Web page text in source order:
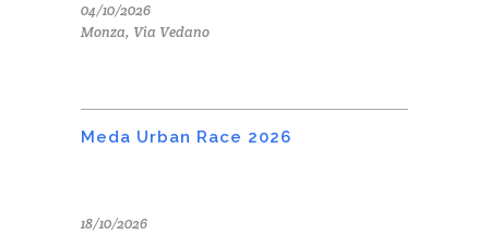
04/10/2026
Monza, Via Vedano
Meda Urban Race 2026
18/10/2026